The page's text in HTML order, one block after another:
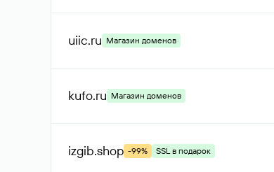
uiic.ru Магазин доменов
kufo.ru Магазин доменов
izgib.shop -99% SSL в подарок